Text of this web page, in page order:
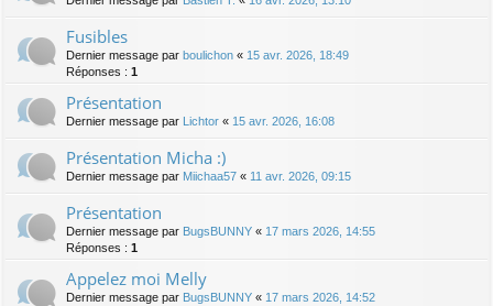
Fusibles
Dernier message par boulichon « 15 avr. 2026, 18:49
Réponses : 1
Présentation
Dernier message par Lichtor « 15 avr. 2026, 16:08
Présentation Micha :)
Dernier message par Miichaa57 « 11 avr. 2026, 09:15
Présentation
Dernier message par BugsBUNNY « 17 mars 2026, 14:55
Réponses : 1
Appelez moi Melly
Dernier message par BugsBUNNY « 17 mars 2026, 14:52